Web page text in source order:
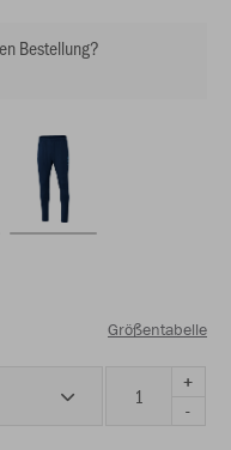
Bestellung?
Größentabelle
+
-